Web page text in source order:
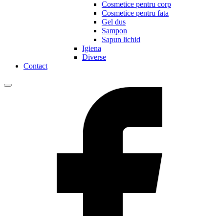
Cosmetice pentru corp
Cosmetice pentru fata
Gel dus
Sampon
Sapun lichid
Igiena
Diverse
Contact